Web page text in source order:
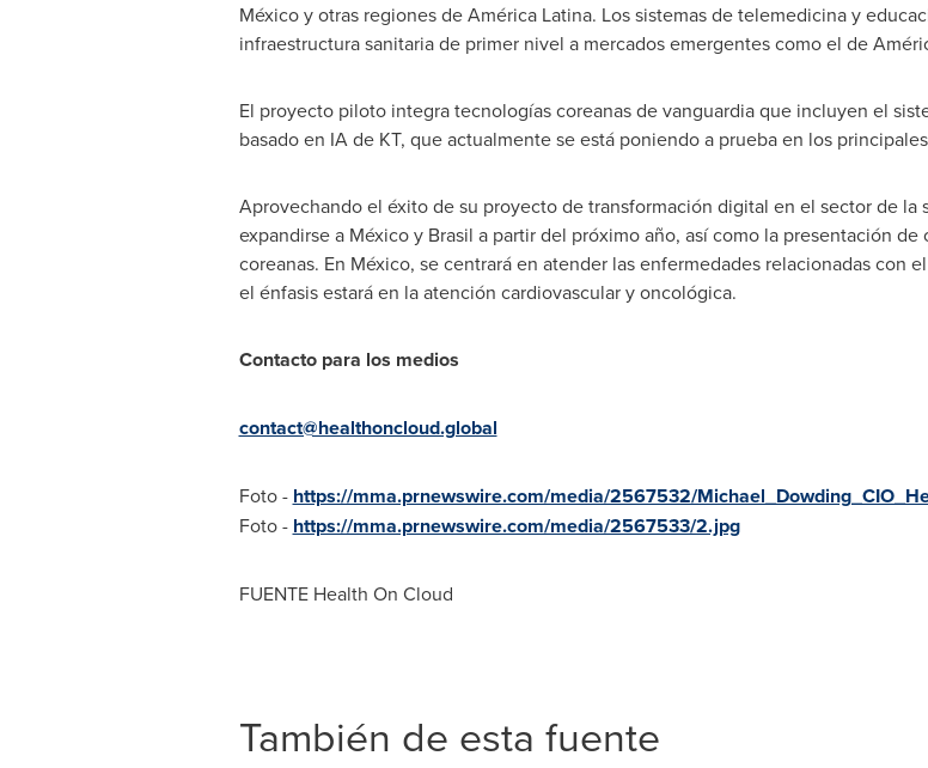
México y otras regiones de América Latina. Los sistemas de telemedicina y
infraestructura sanitaria de primer nivel a mercados emergentes como el de
El proyecto piloto integra tecnologías coreanas de vanguardia que incluyen el
basado en IA de KT, que actualmente se está poniendo a prueba en los
Aprovechando el éxito de su proyecto de transformación digital en el sector de la
expandirse a México y Brasil a partir del próximo año, así como la presentación
coreanas. En México, se centrará en atender las enfermedades relacionadas con
el énfasis estará en la atención cardiovascular y oncológica.
Contacto para los medios
contact@healthoncloud.global
Foto - https://mma.prnewswire.com/media/2567532/
Foto - https://mma.prnewswire.com/media/2567533/2.jpg
FUENTE Health On Cloud
También de esta fuente